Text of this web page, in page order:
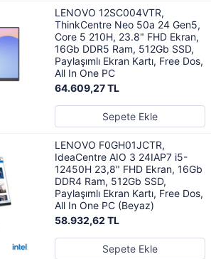
LENOVO 12SC004VTR,
ThinkCentre Neo 50a 24 Gen5,
Core 5 210H, 23.8" FHD Ekran,
16Gb DDR5 Ram, 512Gb SSD,
Paylaşımlı Ekran Kartı, Free Dos,
All In One PC
64.609,27 TL
Sepete Ekle
LENOVO F0GH01JCTR,
IdeaCentre AIO 3 24IAP7 i5-
12450H 23,8" FHD Ekran, 16Gb
DDR4 Ram, 512Gb SSD,
Paylaşımlı Ekran Kartı, Free Dos,
All In One PC (Beyaz)
58.932,62 TL
Sepete Ekle